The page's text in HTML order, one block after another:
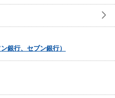
銀行、セブン銀行）